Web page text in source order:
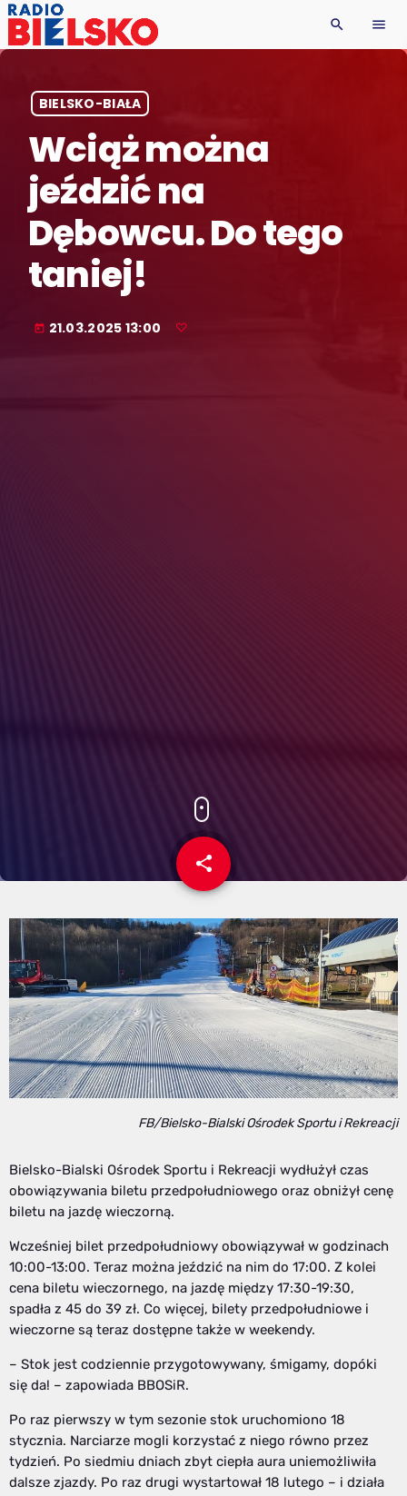
search menu
BIELSKO-BIAŁA
Wciąż można
jeździć na
Dębowcu. Do tego
taniej!
today 21.03.2025 13:00
share
email
FB/Bielsko-Bialski Ośrodek Sportu i Rekreacji
Bielsko-Bialski Ośrodek Sportu i Rekreacji wydłużył czas
obowiązywania biletu przedpołudniowego oraz obniżył cenę
biletu na jazdę wieczorną.
Wcześniej bilet przedpołudniowy obowiązywał w godzinach
10:00-13:00. Teraz można jeździć na nim do 17:00. Z kolei
cena biletu wieczornego, na jazdę między 17:30-19:30,
spadła z 45 do 39 zł. Co więcej, bilety przedpołudniowe i
wieczorne są teraz dostępne także w weekendy.
– Stok jest codziennie przygotowywany, śmigamy, dopóki
się da! – zapowiada BBOSiR.
Po raz pierwszy w tym sezonie stok uruchomiono 18
stycznia. Narciarze mogli korzystać z niego równo przez
tydzień. Po siedmiu dniach zbyt ciepła aura uniemożliwiła
dalsze zjazdy. Po raz drugi wystartował 18 lutego – i działa